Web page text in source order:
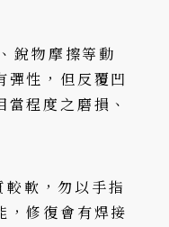
銳物摩擦等動
彈性，但反覆凹
程度之磨損、
軟，勿以手指
，修復會有焊接